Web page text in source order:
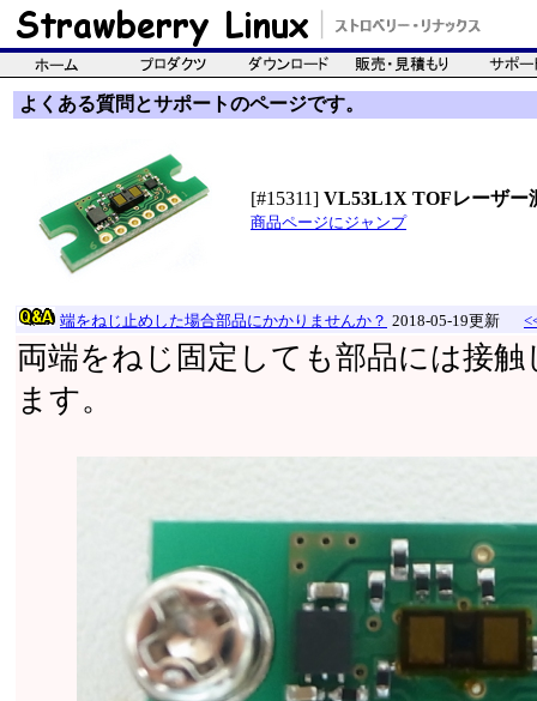
よくある質問とサポートのページです。
[#15311] VL53L1X TOFレーザー
商品ページにジャンプ
端をねじ止めした場合部品にかかりませんか？ 2018-05-19更新
両端をねじ固定しても部品には接
ます。